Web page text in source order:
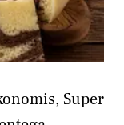
Super